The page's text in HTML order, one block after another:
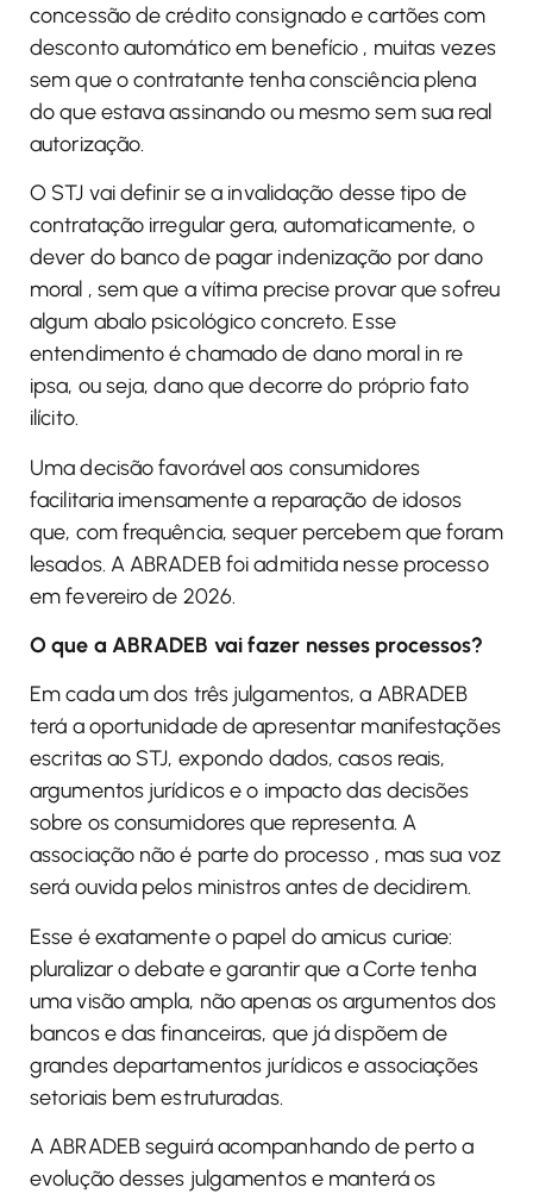
concessão de crédito consignado e cartões com
desconto automático em benefício , muitas vezes
sem que o contratante tenha consciência plena
do que estava assinando ou mesmo sem sua real
autorização.
O STJ vai definir se a invalidação desse tipo de
contratação irregular gera, automaticamente, o
dever do banco de pagar indenização por dano
moral , sem que a vítima precise provar que sofreu
algum abalo psicológico concreto. Esse
entendimento é chamado de dano moral in re
ipsa, ou seja, dano que decorre do próprio fato
ilícito.
Uma decisão favorável aos consumidores
facilitaria imensamente a reparação de idosos
que, com frequência, sequer percebem que foram
lesados. A ABRADEB foi admitida nesse processo
em fevereiro de 2026.
O que a ABRADEB vai fazer nesses processos?
Em cada um dos três julgamentos, a ABRADEB
terá a oportunidade de apresentar manifestações
escritas ao STJ, expondo dados, casos reais,
argumentos jurídicos e o impacto das decisões
sobre os consumidores que representa. A
associação não é parte do processo , mas sua voz
será ouvida pelos ministros antes de decidirem.
Esse é exatamente o papel do amicus curiae:
pluralizar o debate e garantir que a Corte tenha
uma visão ampla, não apenas os argumentos dos
bancos e das financeiras, que já dispõem de
grandes departamentos jurídicos e associações
setoriais bem estruturadas.
A ABRADEB seguirá acompanhando de perto a
evolução desses julgamentos e manterá os